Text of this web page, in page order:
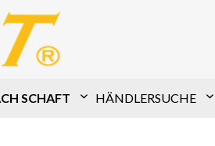
SCHAFT
HÄNDLERSUCHE